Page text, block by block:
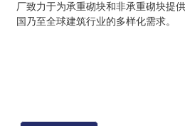
厂致力于为承重砌块和非承重砌块提
国乃至全球建筑行业的多样化需求。